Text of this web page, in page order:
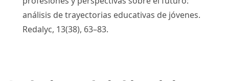
análisis de trayectorias educativas de jóvenes.
Redalyc, 13(38), 63–83.